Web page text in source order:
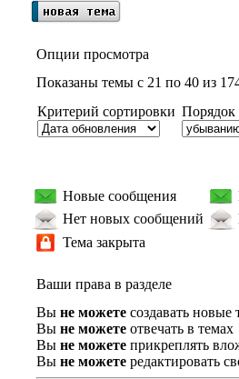
Опции просмотра
Показаны темы с 21 по 40 из
Критерий сортировки Порядок
Новые сообщения
Нет новых сообщений
Тема закрыта
Ваши права в разделе
Вы не можете создавать новые
Вы не можете отвечать в темах
Вы не можете прикреплять
Вы не можете редактировать